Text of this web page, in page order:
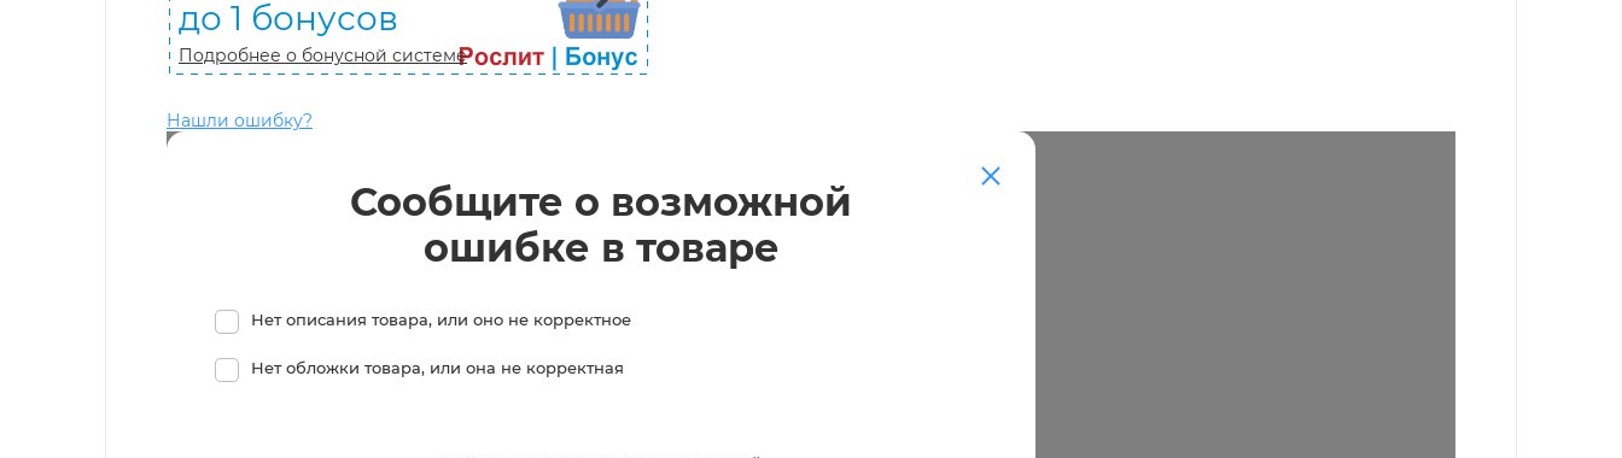
до 1 бонусов
Подробнее о бонусной системе
Нашли ошибку?
Сообщите о возможной
ошибке в товаре
Нет описания товара, или оно не корректное
Нет обложки товара, или она не корректная